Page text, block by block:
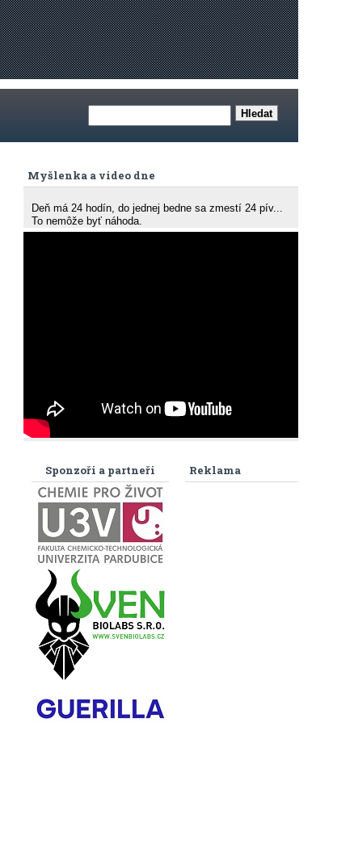
Myšlenka a video dne
Deň má 24 hodín, do jednej bedne sa zmestí 24 pív...
To nemôže byť náhoda.
Reklama
Sponzoři a partneři